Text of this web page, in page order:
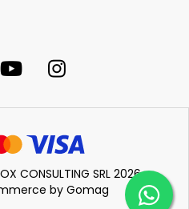
CONSULTING SRL 2026
by Gomag